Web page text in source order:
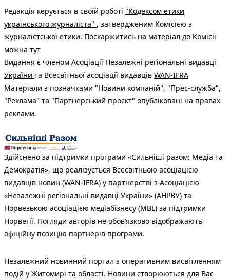
Редакція керується в своїй роботі "Кодексом етики
українського журналіста" , затвердженим Комісією з
журналістської етики. Поскаржитись на матеріал до Комісії
можна тут
Видання є членом Асоціації Незалежні регіональні видавці
України та Всесвітньої асоціації видавців WAN-IFRA
Матеріали з позначками "Новини компаній", "Прес-служба",
"Реклама" та "Партнерський проєкт" опубліковані на правах
реклами.
Здійснено за підтримки програми «Сильніші разом: Медіа та
Демократія», що реалізується Всесвітньою асоціацією
видавців новин (WAN-IFRA) у партнерстві з Асоціацією
«Незалежні регіональні видавці України» (АНРВУ) та
Норвезькою асоціацією медіабізнесу (MBL) за підтримки
Норвегії. Погляди авторів не обов’язково відображають
офіційну позицію партнерів програми.
Незалежний новинний портал з оперативним висвітленням
подій у Житомирі та області. Новини створюються для Вас